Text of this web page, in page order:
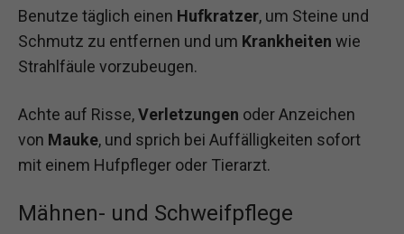
Benutze täglich einen Hufkratzer, um Steine und
Schmutz zu entfernen und um Krankheiten wie
Strahlfäule vorzubeugen.
Achte auf Risse,Verletzungen oder Anzeichen
von Mauke, und sprich bei Auffälligkeiten sofort
mit einem Hufpfleger oder Tierarzt.
Mähnen- und Schweifpflege